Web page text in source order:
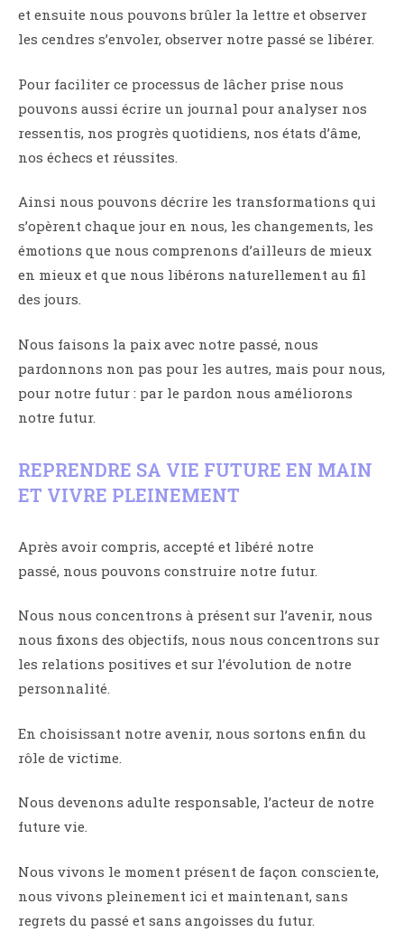
et ensuite nous pouvons brûler la lettre et observer
les cendres s’envoler, observer notre passé se libérer.
Pour faciliter ce processus de lâcher prise nous
pouvons aussi écrire un journal pour analyser nos
ressentis, nos progrès quotidiens, nos états d’âme,
nos échecs et réussites.
Ainsi nous pouvons décrire les transformations qui
s’opèrent chaque jour en nous, les changements, les
émotions que nous comprenons d’ailleurs de mieux
en mieux et que nous libérons naturellement au fil
des jours.
Nous faisons la paix avec notre passé, nous
pardonnons non pas pour les autres, mais pour nous,
pour notre futur : par le pardon nous améliorons
notre futur.
REPRENDRE SA VIE FUTURE EN MAIN
ET VIVRE PLEINEMENT
Après avoir compris, accepté et libéré notre
passé, nous pouvons construire notre futur.
Nous nous concentrons à présent sur l’avenir, nous
nous fixons des objectifs, nous nous concentrons sur
les relations positives et sur l’évolution de notre
personnalité.
En choisissant notre avenir, nous sortons enfin du
rôle de victime.
Nous devenons adulte responsable, l’acteur de notre
future vie.
Nous vivons le moment présent de façon consciente,
nous vivons pleinement ici et maintenant, sans
regrets du passé et sans angoisses du futur.